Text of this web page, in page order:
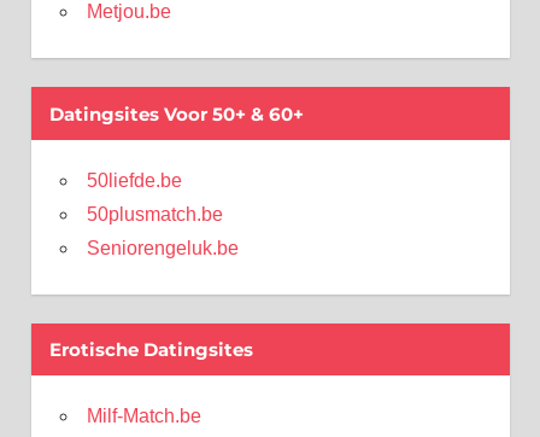
Metjou.be
Datingsites Voor 50+ & 60+
50liefde.be
50plusmatch.be
Seniorengeluk.be
Erotische Datingsites
Milf-Match.be